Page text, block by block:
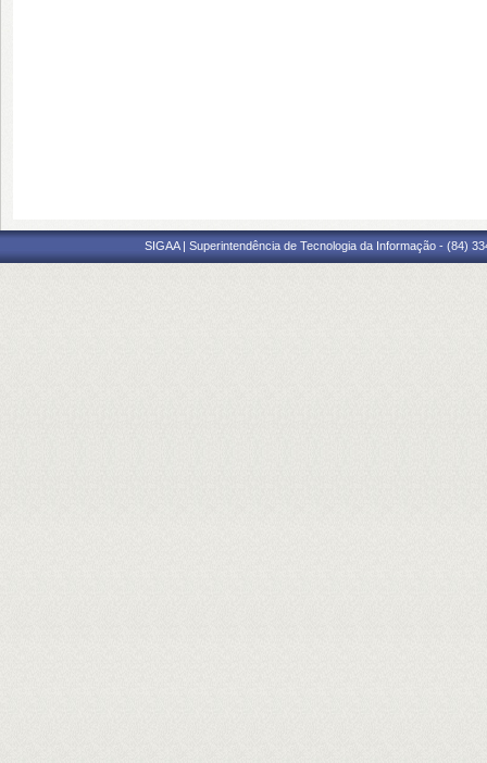
SIGAA | Superintendência de Tecnologia da Informação - (84)